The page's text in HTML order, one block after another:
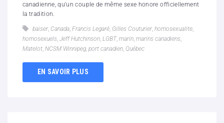
canadienne, qu'un couple de même sexe honore officiellement
la tradition.
baiser Canada Francis Legaré Gilles Couturier homosexualite
homosexuels Jeff Hutchinson LGBT, marin marins canadiens
Matelot NCSM Winnipeg port canadien Québec
EN SAVOIR PLUS